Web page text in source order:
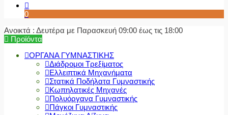
0
Ανοικτά : Δευτέρα με Παρασκευή 09:00 έως τις 18:00
Προϊόντα
ΟΡΓΑΝΑ ΓΥΜΝΑΣΤΙΚΗΣ
Διάδρομοι Τρεξίματος
Ελλειπτικά Μηχανήματα
Στατικά Ποδήλατα Γυμναστικής
Κωπηλατικές Μηχανές
Πολυόργανα Γυμναστικής
Πάγκοι Γυμναστικής